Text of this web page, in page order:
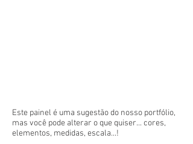
Este painel é uma sugestão do nosso portfólio,
mas você pode alterar o que quiser... cores,
elementos, medidas, escala...!